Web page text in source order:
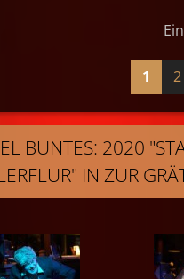
1 2
BUNTES: 2020
IN ZUR